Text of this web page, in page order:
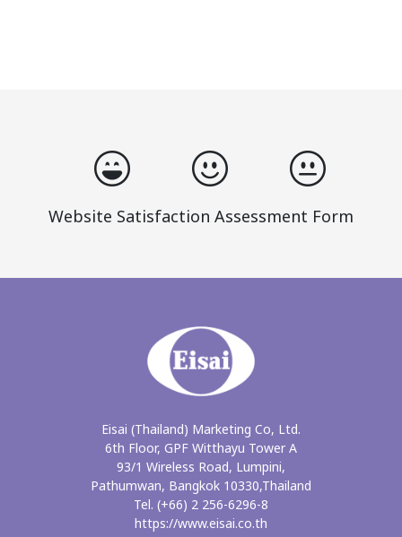
Website Satisfaction Assessment Form
Eisai (Thailand) Marketing Co, Ltd.
6th Floor, GPF Witthayu Tower A
93/1 Wireless Road, Lumpini,
Pathumwan, Bangkok 10330,Thailand
Tel. (+66) 2 256-6296-8
https://www.eisai.co.th